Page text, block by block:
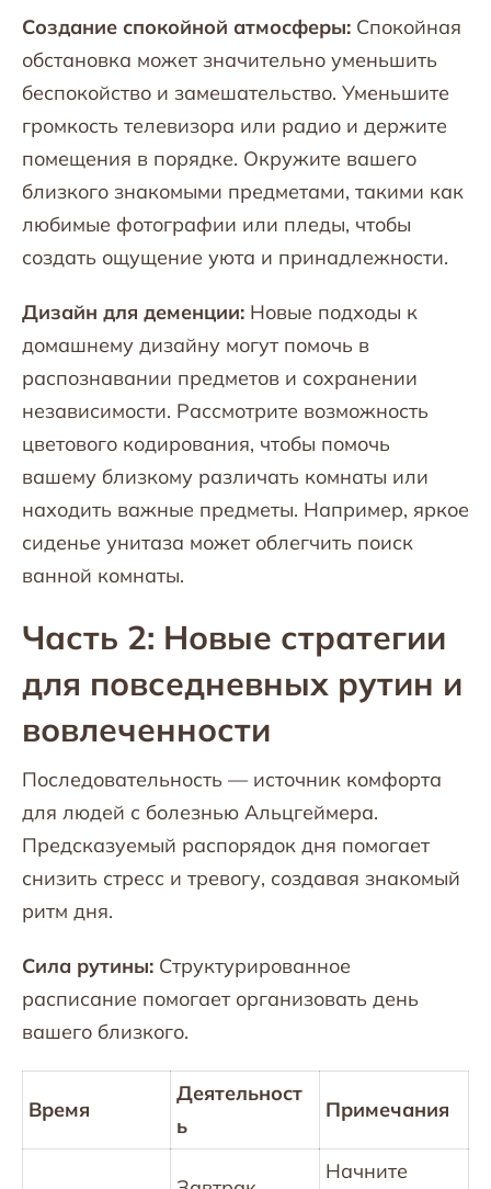
Создание спокойной атмосферы: Спокойная
обстановка может значительно уменьшить
беспокойство и замешательство. Уменьшите
громкость телевизора или радио и держите
помещения в порядке. Окружите вашего
близкого знакомыми предметами, такими как
любимые фотографии или пледы, чтобы
создать ощущение уюта и принадлежности.
Дизайн для деменции: Новые подходы к
домашнему дизайну могут помочь в
распознавании предметов и сохранении
независимости. Рассмотрите возможность
цветового кодирования, чтобы помочь
вашему близкому различать комнаты или
находить важные предметы. Например, яркое
сиденье унитаза может облегчить поиск
ванной комнаты.
Часть 2: Новые стратегии
для повседневных рутин и
вовлеченности
Последовательность — источник комфорта
для людей с болезнью Альцгеймера.
Предсказуемый распорядок дня помогает
снизить стресс и тревогу, создавая знакомый
ритм дня.
Сила рутины: Структурированное
расписание помогает организовать день
вашего близкого.
Время
Деятельност
ь
Примечания
Начните